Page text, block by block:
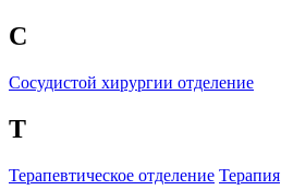
С
Сосудистой хирургии отделение
Т
Терапевтическое отделение Терапия